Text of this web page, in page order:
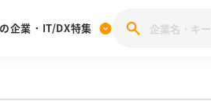
選考体験記投稿キャンペーン
企業・IT/DX特集